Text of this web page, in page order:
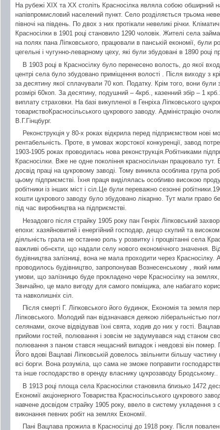
На рубежі ХІХ та ХХ століть Красносілка являла собою обширний
напівпромисловий населений пункт. Село розділяється трьома
півночі на південь. По двох з них протікали невеликі річки.
Красносілки в 1901 році становило 1290 чоловік. Жителі села
на полях пана Ліпковського, працювали в панській економії, були
цегельні і чугунно-леварному цеху, які були збудовані в 1890 році
В 1903 році в Красносілку було перенесено волость, до якої
центрі села було збудовано приміщення волості . Після виходу з
за десятину якої сплачували 70 коп. Податку. Крім того, вони були
розмірі 60коп. За десятину, подушний – 4крб., казенний збір – 1
виплату страховки. На базі викупленої в Генріха Ліпковського
товариствоКрасносільського цукрового заводу. Адміністрацію
В.Г.Гінцбург.
Реконструкція у 80-х роках відкрила перед підприємством нові
рентабельність. Проте, в умовах жорстокої конкуренції, завод
1903-1905 роках проводилась нова реконструкція.Робітниками
Красносілки. Вже не одне покоління красносільчан працювало тут.
досвід праці на цукровому заводі. Тому виникла особлива група
цьому підприємстві. Їхня праця виділялась особливо високою
робітники із інших міст і сіл.Це були переважно сезонні
кошти цукрового заводу було збудовано лікарню. Тут мали право
під час виробництва на підприємстві.
Незадовго після страйку 1905 року пан Генріх Ліпковський
епохи: хазяйновитий і енергійний господар, дещо скупий та
діяльність грала не останню роль у розвитку і процвітанні села
важливі об»єкти, що надали селу нового економічного значення.
будівництва залізниці, вона не мала проходити через Красносілку.
проводилось будівництво, запропонував Вознесенському , який
умови, що залізницю буде прокладено чере Красносілку на
Звичайно, це мало вигоду для самого поміщика, але набагато
та навколишніх сіл.
Після смерті Г. Ліпковського його будинок, Економія та земля
Ліпковського. Молодий пан відзначався деякою ліберальністью
селянами, охоче відвідував їхні свята, ходив до них у гості.
прийоми гостей, полювання і зовсім не задумувався над станом
полювання з паном стався нещасний випадок і невдовзі він помер.
Його вдові Вацлаві Ліпковській довелось звільнити більшу
всі борги. Вона розуміла, що сама не зможе поправити
та інше господарство в оренду власнику цукрозаводу Бродському..
В 1913 році площа села Красносілки становила близько 1472
Економії акціонерного Товариства Красносільського цукрового
навчене досвідом страйку 1905 року, ввело в систему укладення
виконання певних робіт на землях Економії.
Пані Вацлава прожила в Красносілці до 1918 року. Після